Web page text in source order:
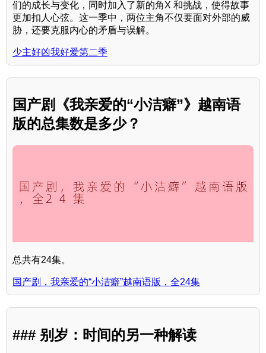
们的成长与变化，同时加入了新的角X 和挑战，使得故事
更加扣人心弦。这一季中，两位主角不仅要面对外部的威
胁，还要克服内心的矛盾与误解。
少主好凶我好爱第二季
国产剧《我亲爱的“小洁癖”》越南语
版的总集数是多少？
总共有24集。
国产剧，我亲爱的“小洁癖”越南语版，全24集
### 别岁：时间的另一种解读